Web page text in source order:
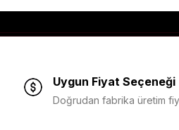
Uygun Fiyat Seçeneği
Doğrudan fabrika üretim